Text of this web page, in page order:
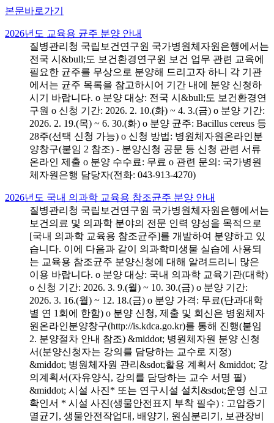
본문바로가기
2026년도 교육용 균주 분양 안내
질병관리청 국립보건연구원 국가병원체자원은행에서는
전국 시&bull;도 보건환경연구원 보건 업무 관련 교육에
필요한 균주를 무상으로 분양해 드리고자 하니 각 기관
에서는 균주 목록을 참고하시어 기간 내에 분양 신청하
시기 바랍니다. o 분양 대상: 전국 시&bull;도 보건환경연
구원 o 신청 기간: 2026. 2. 10.(화) ~ 4. 3.(금) o 분양 기간:
2026. 2. 19.(목) ~ 6. 30.(화) o 분양 균주: Bacillus cereus 등
28주(선택 신청 가능) o 신청 방법: 병원체자원온라인분
양창구(붙임 2 참조) - 분양신청 공문 등 신청 관련 서류
온라인 제출 o 분양 수수료: 무료 o 관련 문의: 국가병원
체자원은행 담당자(전화: 043-913-4270)
2026년도 국내 의과학 교육용 참조균주 분양 안내
질병관리청 국립보건연구원 국가병원체자원은행에서는
보건의료 및 의과학 분야의 전문 인력 양성을 목적으로
[국내 의과학 교육용 참조균주]를 개발하여 분양하고 있
습니다. 이에 다음과 같이 의과학미생물 실습에 사용되
는 교육용 참조균주 분양신청에 대해 알려드리니 많은
이용 바랍니다. o 분양 대상: 국내 의과학 교육기관(대학)
o 신청 기간: 2026. 3. 9.(월) ~ 10. 30.(금) o 분양 기간:
2026. 3. 16.(월) ~ 12. 18.(금) o 분양 가격: 무료(단과대학
별 연 1회에 한함) o 분양 신청, 제출 및 회신은 병원체자
원온라인분양창구(http://is.kdca.go.kr)를 통해 진행(붙임
2. 분양절차 안내 참조) &middot; 병원체자원 분양 신청
서(분양신청자는 강의를 담당하는 교수로 지정)
&middot; 병원체자원 관리&sdot;활용 계획서 &middot; 강
의계획서(자유양식, 강의를 담당하는 교수 서명 필)
&middot; 시설 사진* 또는 연구시설 설치&sdot;운영 신고
확인서 * 시설 사진(생물안전표지 부착 필수) : 고압증기
멸균기, 생물안전작업대, 배양기, 원심분리기, 보관장비